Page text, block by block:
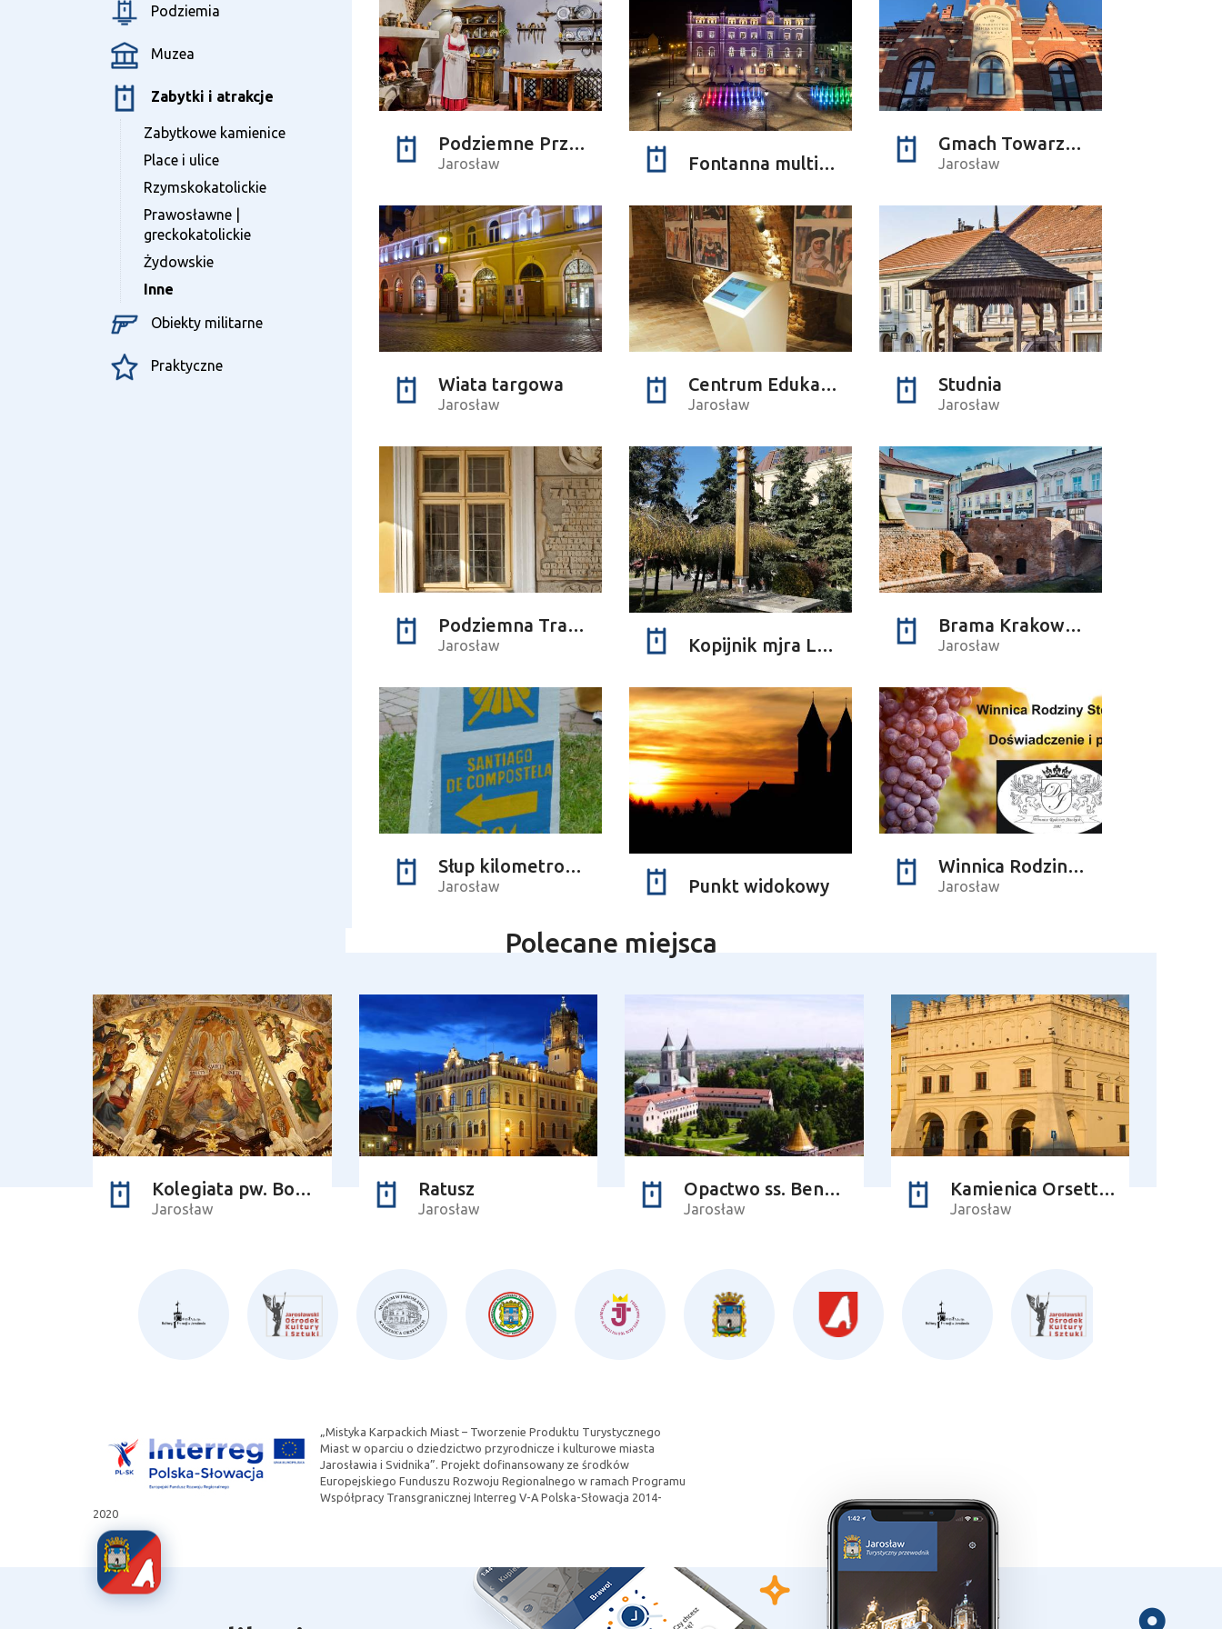
Podziemia
Muzea
Zabytki i atrakcje
Zabytkowe kamienice
Place i ulice
Rzymskokatolickie
Prawosławne |
greckokatolickie
Żydowskie
Inne
Obiekty militarne
Praktyczne
Podziemne Przejście Turystyczne
Jarosław Fontanna multimedialna
Gmach Towarzystwa Gimnastycznego „Sokół” , Jarosławski Ośrodek Kultury i Sztuki
Jarosław
Wiata targowa
Jarosław
Centrum Edukacji Kulturalnej
Jarosław
Studnia
Jarosław
Podziemna Trasa Turystyczna im. prof. Feliksa Zalewskiego
Jarosław Kopijnik mjra Leona Czechowskiego
Brama Krakowska i mury miejskie
Jarosław
Słup kilometrowy na Drodze św. Jakuba Via Regia
Jarosław Punkt widokowy
Winnica Rodziny Steckich
Jarosław
Polecane miejsca
Kolegiata pw. Bożego Ciała
Jarosław
Ratusz
Jarosław
Opactwo ss. Benedyktynek
Jarosław
Kamienica Orsettich
Jarosław
„Mistyka Karpackich Miast – Tworzenie Produktu Turystycznego
Miast w oparciu o dziedzictwo przyrodnicze i kulturowe miasta
Jarosławia i Svidnika”. Projekt dofinansowany ze środków
Europejskiego Funduszu Rozwoju Regionalnego w ramach Programu
Współpracy Transgranicznej Interreg V-A Polska-Słowacja 2014-
2020